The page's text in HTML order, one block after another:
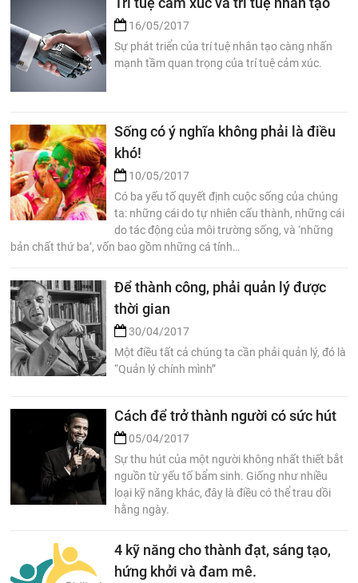
16/05/2017
Sự phát triển của trí tuệ nhân tạo càng nhấn
mạnh tầm quan trọng của trí tuệ cảm xúc.
Sống có ý nghĩa không phải là điều
khó!
10/05/2017
Có ba yếu tố quyết định cuộc sống của chúng
ta: những cái do tự nhiên cấu thành, những cái
do tác động của môi trường sống, và ‘những
bản chất thứ ba’, vốn bao gồm những cá tính…
Để thành công, phải quản lý được
thời gian
30/04/2017
Một điều tất cả chúng ta cần phải quản lý, đó là
“Quản lý chính mình”
Cách để trở thành người có sức hút
05/04/2017
Sự thu hút của một người không nhất thiết bắt
nguồn từ yếu tố bẩm sinh. Giống như nhiều
loại kỹ năng khác, đây là điều có thể trau dồi
hằng ngày.
4 kỹ năng cho thành đạt, sáng tạo,
hứng khởi và đam mê.